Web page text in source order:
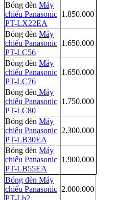
Bóng đèn Máy
chiếu Panasonic
PT-LX22EA
1.850.000
Bóng đèn Máy
chiếu Panasonic
PT-LC56
1.650.000
Bóng đèn Máy
chiếu Panasonic
PT-LC76
1.650.000
Bóng đèn Máy
chiếu Panasonic
PT-LC80
1.750.000
Bóng đèn Máy
chiếu Panasonic
PT-LB30EA
2.300.000
Bóng đèn Máy
chiếu Panasonic
PT-LB55EA
1.900.000
Bóng đèn Máy
chiếu Panasonic
PT-Lb2
2.000.000